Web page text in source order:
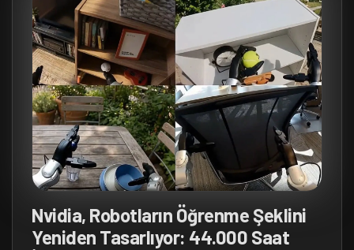
Nvidia, Robotların Öğrenme Şeklini
Yeniden Tasarlıyor: 44.000 Saat